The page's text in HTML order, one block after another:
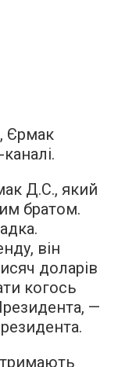
Єрмак
Д.С., який
братом.
він
доларів
когось
—